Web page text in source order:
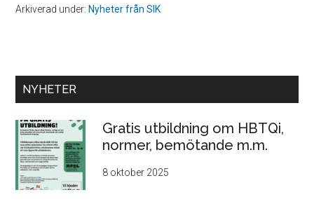
Arkiverad under: Nyheter från SIK
Primärt
NYHETER
Gratis utbildning om HBTQi,
normer, bemötande m.m.
8 oktober 2025